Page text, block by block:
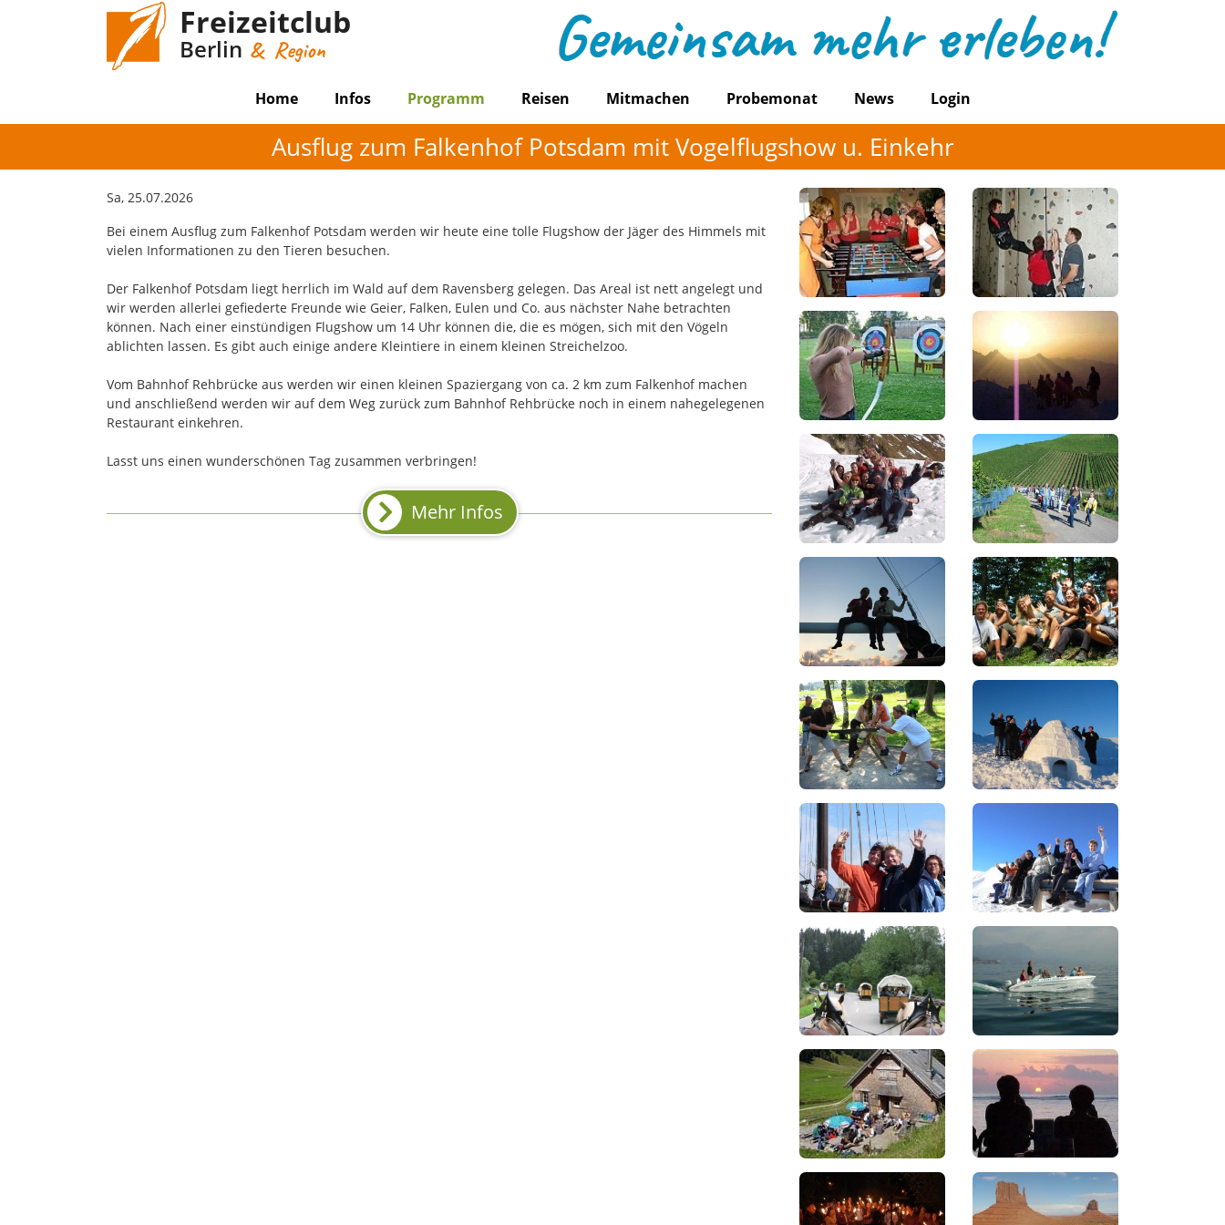
Freizeitclub
Berlin & Region
Home Infos Programm Reisen Mitmachen Probemonat News Login
Ausflug zum Falkenhof Potsdam mit Vogelflugshow u. Einkehr
Sa, 25.07.2026
Bei einem Ausflug zum Falkenhof Potsdam werden wir heute eine tolle Flugshow der Jäger des Himmels mit
vielen Informationen zu den Tieren besuchen.
Der Falkenhof Potsdam liegt herrlich im Wald auf dem Ravensberg gelegen. Das Areal ist nett angelegt und
wir werden allerlei gefiederte Freunde wie Geier, Falken, Eulen und Co. aus nächster Nahe betrachten
können. Nach einer einstündigen Flugshow um 14 Uhr können die, die es mögen, sich mit den Vögeln
ablichten lassen. Es gibt auch einige andere Kleintiere in einem kleinen Streichelzoo.
Vom Bahnhof Rehbrücke aus werden wir einen kleinen Spaziergang von ca. 2 km zum Falkenhof machen
und anschließend werden wir auf dem Weg zurück zum Bahnhof Rehbrücke noch in einem nahegelegenen
Restaurant einkehren.
Lasst uns einen wunderschönen Tag zusammen verbringen!
Mehr Infos